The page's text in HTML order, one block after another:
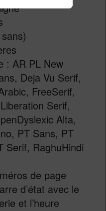
: AR PL New
Deja Vu Serif,
FreeSerif,
Serif,
Alta,
PT Sans, PT
Serif, RaghuHindi
de page
d’état avec le
et l’heure